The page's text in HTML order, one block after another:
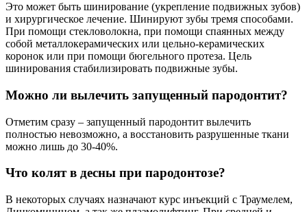
Это может быть шинирование (укрепление подвижных зубов)
и хирургическое лечение. Шинируют зубы тремя способами.
При помощи стекловолокна, при помощи спаянных между
собой металлокерамических или цельно-керамических
коронок или при помощи бюгельного протеза. Цель
шинирования стабилизировать подвижные зубы.
Можно ли вылечить запущенный пародонтит?
Отметим сразу – запущенный пародонтит вылечить
полностью невозможно, а восстановить разрушенные ткани
можно лишь до 30-40%.
Что колят в десны при пародонтозе?
В некоторых случаях назначают курс инъекций с Траумелем,